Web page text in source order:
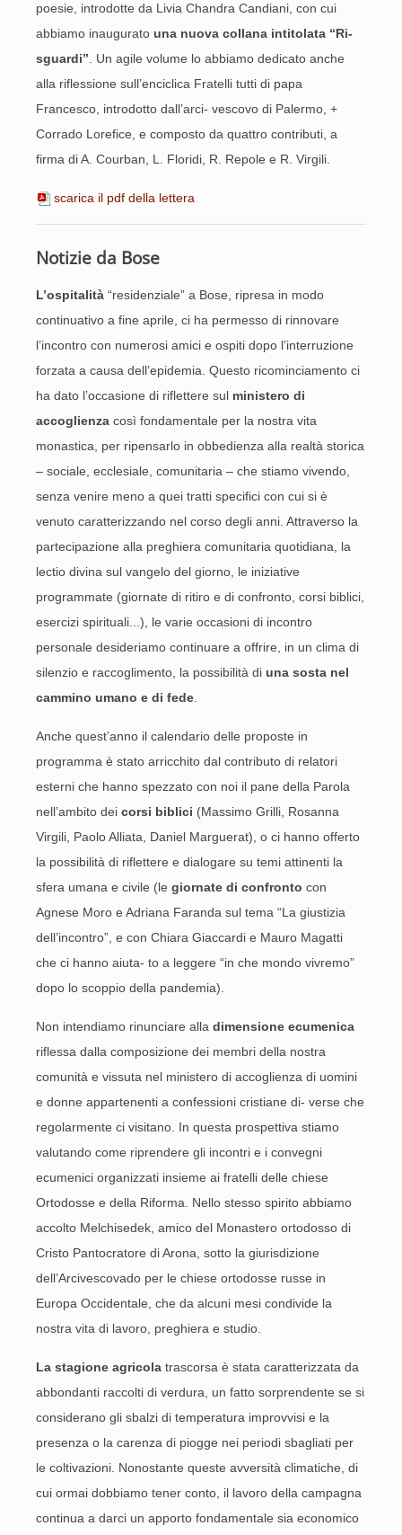
poesie, introdotte da Livia Chandra Candiani, con cui
abbiamo inaugurato una nuova collana intitolata “Ri-
sguardi” . Un agile volume lo abbiamo dedicato anche
alla riflessione sull’enciclica Fratelli tutti di papa
Francesco, introdotto dall’arci- vescovo di Palermo, +
Corrado Lorefice, e composto da quattro contributi, a
firma di A. Courban, L. Floridi, R. Repole e R. Virgili.
scarica il pdf della lettera
Notizie da Bose
L’ospitalità “residenziale” a Bose, ripresa in modo
continuativo a fine aprile, ci ha permesso di rinnovare
l’incontro con numerosi amici e ospiti dopo l’interruzione
forzata a causa dell’epidemia. Questo ricominciamento ci
ha dato l’occasione di riflettere sul ministero di
accoglienza così fondamentale per la nostra vita
monastica, per ripensarlo in obbedienza alla realtà storica
– sociale, ecclesiale, comunitaria – che stiamo vivendo,
senza venire meno a quei tratti specifici con cui si è
venuto caratterizzando nel corso degli anni. Attraverso la
partecipazione alla preghiera comunitaria quotidiana, la
lectio divina sul vangelo del giorno, le iniziative
programmate (giornate di ritiro e di confronto, corsi biblici,
esercizi spirituali...), le varie occasioni di incontro
personale desideriamo continuare a offrire, in un clima di
silenzio e raccoglimento, la possibilità di una sosta nel
cammino umano e di fede
Anche quest’anno il calendario delle proposte in
programma è stato arricchito dal contributo di relatori
esterni che hanno spezzato con noi il pane della Parola
nell’ambito dei corsi biblici (Massimo Grilli, Rosanna
Virgili, Paolo Alliata, Daniel Marguerat), o ci hanno offerto
la possibilità di riflettere e dialogare su temi attinenti la
sfera umana e civile (le giornate di confronto con
Agnese Moro e Adriana Faranda sul tema “La giustizia
dell’incontro”, e con Chiara Giaccardi e Mauro Magatti
che ci hanno aiuta- to a leggere “in che mondo vivremo”
dopo lo scoppio della pandemia).
Non intendiamo rinunciare alla dimensione ecumenica
riflessa dalla composizione dei membri della nostra
comunità e vissuta nel ministero di accoglienza di uomini
e donne appartenenti a confessioni cristiane di- verse che
regolarmente ci visitano. In questa prospettiva stiamo
valutando come riprendere gli incontri e i convegni
ecumenici organizzati insieme ai fratelli delle chiese
Ortodosse e della Riforma. Nello stesso spirito abbiamo
accolto Melchisedek, amico del Monastero ortodosso di
Cristo Pantocratore di Arona, sotto la giurisdizione
dell’Arcivescovado per le chiese ortodosse russe in
Europa Occidentale, che da alcuni mesi condivide la
nostra vita di lavoro, preghiera e studio.
La stagione agricola trascorsa è stata caratterizzata da
abbondanti raccolti di verdura, un fatto sorprendente se si
considerano gli sbalzi di temperatura improvvisi e la
presenza o la carenza di piogge nei periodi sbagliati per
le coltivazioni. Nonostante queste avversità climatiche, di
cui ormai dobbiamo tener conto, il lavoro della campagna
continua a darci un apporto fondamentale sia economico